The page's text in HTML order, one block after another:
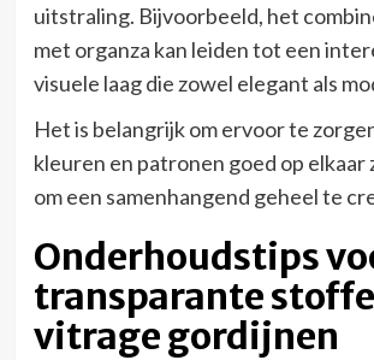
uitstraling. Bijvoorbeeld, het
met organza kan leiden tot een
visuele laag die zowel elegant als
Het is belangrijk om ervoor te
kleuren en patronen goed op elkaar
om een samenhangend geheel te
Onderhoudstips
transparante
vitrage gordijnen